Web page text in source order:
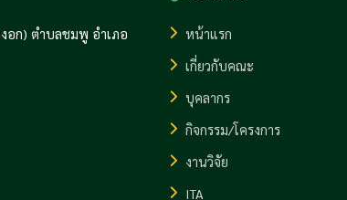
ก) ตำบลชมพู อำเภอ
หน้าแรก
เกี่ยวกับคณะ
บุคลากร
กิจกรรม/โครงการ
งานวิจัย
ITA